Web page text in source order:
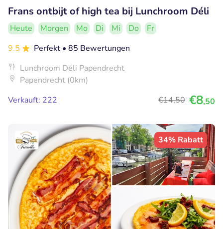
Frans ontbijt of high tea bij Lunchroom Déli
Heute Morgen Mo Di Mi Do
Fr
9.5
Perfekt • 85 Bewertungen
Lunchroom Déli Papendrecht
Papendrecht (0km)
Verkauft: 222
€14,50 €8,50
34% Rabatt